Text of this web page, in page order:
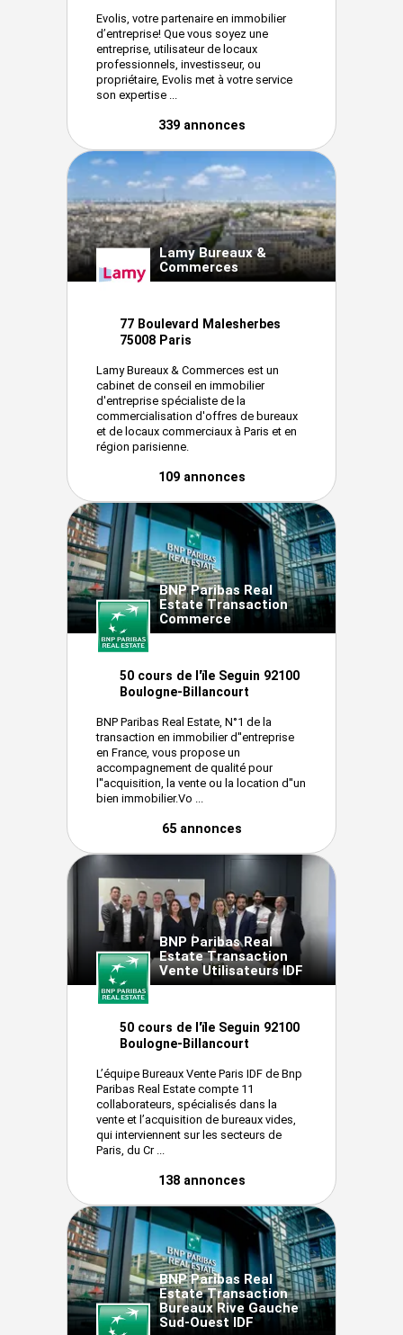
Evolis, votre partenaire en immobilier
d’entreprise! Que vous soyez une
entreprise, utilisateur de locaux
professionnels, investisseur, ou
propriétaire, Evolis met à votre service
son expertise ...
339 annonces
Lamy Bureaux &
Commerces
77 Boulevard Malesherbes
75008 Paris
Lamy Bureaux & Commerces est un
cabinet de conseil en immobilier
d'entreprise spécialiste de la
commercialisation d'offres de bureaux
et de locaux commerciaux à Paris et en
région parisienne.
109 annonces
BNP Paribas Real
Estate Transaction
Commerce
50 cours de l'ïle Seguin 92100
Boulogne-Billancourt
BNP Paribas Real Estate, N°1 de la
transaction en immobilier d''entreprise
en France, vous propose un
accompagnement de qualité pour
l''acquisition, la vente ou la location d''un
bien immobilier.Vo ...
65 annonces
BNP Paribas Real
Estate Transaction
Vente Utilisateurs IDF
50 cours de l'ïle Seguin 92100
Boulogne-Billancourt
L’équipe Bureaux Vente Paris IDF de Bnp
Paribas Real Estate compte 11
collaborateurs, spécialisés dans la
vente et l’acquisition de bureaux vides,
qui interviennent sur les secteurs de
Paris, du Cr ...
138 annonces
BNP Paribas Real
Estate Transaction
Bureaux Rive Gauche
Sud-Ouest IDF